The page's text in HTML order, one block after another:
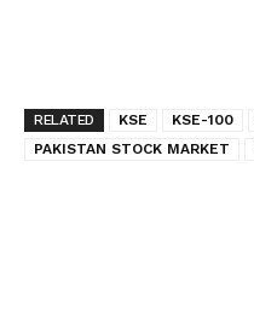
RELATED KSE KSE-100
PAKISTAN STOCK MARKET